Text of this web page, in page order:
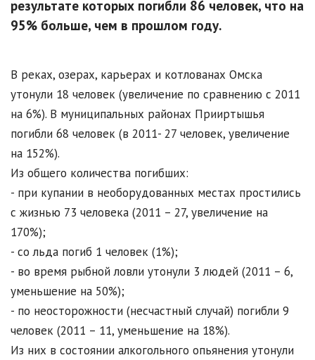
результате которых погибли 86 человек, что на
95% больше, чем в прошлом году.
В реках, озерах, карьерах и котлованах Омска
утонули 18 человек (увеличение по сравнению с 2011
на 6%). В муниципальных районах Прииртышья
погибли 68 человек (в 2011- 27 человек, увеличение
на 152%).
Из общего количества погибших:
- при купании в необорудованных местах простились
с жизнью 73 человека (2011 – 27, увеличение на
170%);
- со льда погиб 1 человек (1%);
- во время рыбной ловли утонули 3 людей (2011 – 6,
уменьшение на 50%);
- по неосторожности (несчастный случай) погибли 9
человек (2011 – 11, уменьшение на 18%).
Из них в состоянии алкогольного опьянения утонули